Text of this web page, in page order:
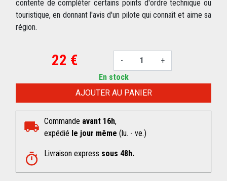
contente de compléter certains points d'ordre technique ou
touristique, en donnant l'avis d'un pilote qui connaît et aime sa
région.
22 € - +
AJOUTER AU PANIER
En stock
Commande avant 16h,
expédié le jour même (lu. - ve.)
Livraison express sous 48h.